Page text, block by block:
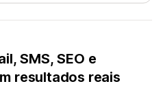
SMS, SEO e
resultados reais